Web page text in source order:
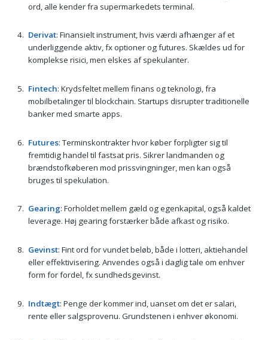
ord, alle kender fra supermarkedets terminal.
Derivat: Finansielt instrument, hvis værdi afhænger af et
underliggende aktiv, fx optioner og futures. Skældes ud for
komplekse risici, men elskes af spekulanter.
Fintech: Krydsfeltet mellem finans og teknologi, fra
mobilbetalinger til blockchain. Startups disrupter traditionelle
banker med smarte apps.
Futures: Terminskontrakter hvor køber forpligter sig til
fremtidig handel til fastsat pris. Sikrer landmanden og
brændstofkøberen mod prissvingninger, men kan også
bruges til spekulation.
Gearing: Forholdet mellem gæld og egenkapital, også kaldet
leverage. Høj gearing forstærker både afkast og risiko.
Gevinst: Fint ord for vundet beløb, både i lotteri, aktiehandel
eller effektivisering. Anvendes også i daglig tale om enhver
form for fordel, fx sundhedsgevinst.
Indtægt: Penge der kommer ind, uanset om det er salari,
rente eller salgsprovenu. Grundstenen i enhver økonomi.